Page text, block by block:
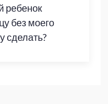
ребенок
без моего
сделать?